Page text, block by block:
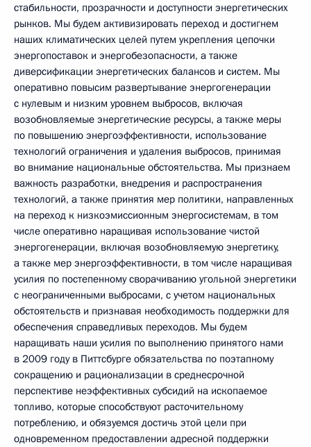
стабильности, прозрачности и доступности энергетических
рынков. Мы будем активизировать переход и достигнем
наших климатических целей путем укрепления цепочки
энергопоставок и энергобезопасности, а также
диверсификации энергетических балансов и систем. Мы
оперативно повысим развертывание энергогенерации
с нулевым и низким уровнем выбросов, включая
возобновляемые энергетические ресурсы, а также меры
по повышению энергоэффективности, использование
технологий ограничения и удаления выбросов, принимая
во внимание национальные обстоятельства. Мы признаем
важность разработки, внедрения и распространения
технологий, а также принятия мер политики, направленных
на переход к низкоэмиссионным энергосистемам, в том
числе оперативно наращивая использование чистой
энергогенерации, включая возобновляемую энергетику,
а также мер энергоэффективности, в том числе наращивая
усилия по постепенному сворачиванию угольной энергетики
с неограниченными выбросами, с учетом национальных
обстоятельств и признавая необходимость поддержки для
обеспечения справедливых переходов. Мы будем
наращивать наши усилия по выполнению принятого нами
в 2009 году в Питтсбурге обязательства по поэтапному
сокращению и рационализации в среднесрочной
перспективе неэффективных субсидий на ископаемое
топливо, которые способствуют расточительному
потреблению, и обязуемся достичь этой цели при
одновременном предоставлении адресной поддержки